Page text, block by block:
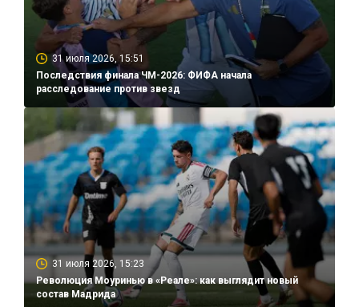
31 июля 2026, 15:51
Последствия финала ЧМ-2026: ФИФА начала
расследование против звезд
31 июля 2026, 15:23
Революция Моуринью в «Реале»: как выглядит новый
состав Мадрида